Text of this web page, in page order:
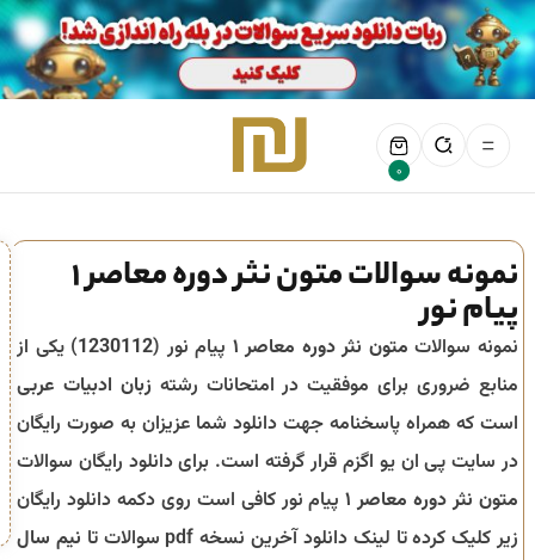
0
نمونه سوالات متون نثر دوره معاصر 1
پیام نور
نمونه سوالات متون نثر دوره معاصر ۱ پیام نور (1230112) یکی از
منابع ضروری برای موفقیت در امتحانات رشته زبان ادبیات عربی
است که همراه پاسخنامه جهت دانلود شما عزیزان به صورت رایگان
در سایت پی ان یو اگزم قرار گرفته است. برای دانلود رایگان سوالات
متون نثر دوره معاصر ۱ پیام نور کافی است روی دکمه دانلود رایگان
زیر کلیک کرده تا لینک دانلود آخرین نسخه pdf سوالات تا
نیم سال